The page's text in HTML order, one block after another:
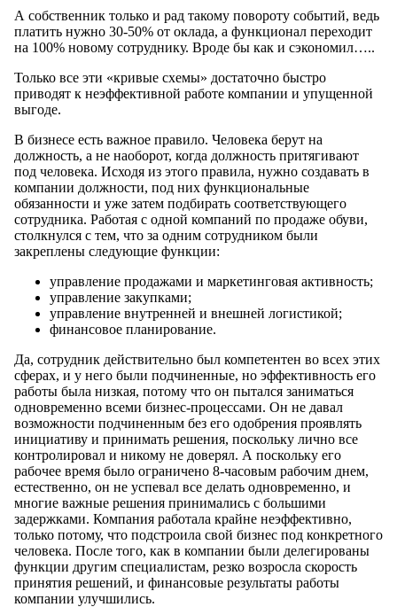
А собственник только и рад такому повороту событий, ведь
платить нужно 30-50% от оклада, а функционал переходит
на 100% новому сотруднику. Вроде бы как и сэкономил…..
Только все эти «кривые схемы» достаточно быстро
приводят к неэффективной работе компании и упущенной
выгоде.
В бизнесе есть важное правило. Человека берут на
должность, а не наоборот, когда должность притягивают
под человека. Исходя из этого правила, нужно создавать в
компании должности, под них функциональные
обязанности и уже затем подбирать соответствующего
сотрудника. Работая с одной компаний по продаже обуви,
столкнулся с тем, что за одним сотрудником были
закреплены следующие функции:
управление продажами и маркетинговая активность;
управление закупками;
управление внутренней и внешней логистикой;
финансовое планирование.
Да, сотрудник действительно был компетентен во всех этих
сферах, и у него были подчиненные, но эффективность его
работы была низкая, потому что он пытался заниматься
одновременно всеми бизнес-процессами. Он не давал
возможности подчиненным без его одобрения проявлять
инициативу и принимать решения, поскольку лично все
контролировал и никому не доверял. А поскольку его
рабочее время было ограничено 8-часовым рабочим днем,
естественно, он не успевал все делать одновременно, и
многие важные решения принимались с большими
задержками. Компания работала крайне неэффективно,
только потому, что подстроила свой бизнес под конкретного
человека. После того, как в компании были делегированы
функции другим специалистам, резко возросла скорость
принятия решений, и финансовые результаты работы
компании улучшились.